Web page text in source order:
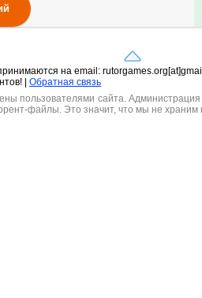
на email:
|
Обратная связь
пользователями сайта. Администрация
файлы. Это значит, что мы не